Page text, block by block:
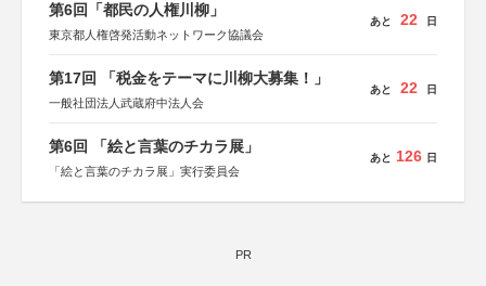
第6回「都民の人権川柳」
東京都人権啓発活動ネットワーク協議会
あと 22 日
第17回 「税金をテーマに川柳大募集！」
一般社団法人武蔵府中法人会
あと 22 日
第6回 「絵と言葉のチカラ展」
「絵と言葉のチカラ展」実行委員会
あと 126 日
PR